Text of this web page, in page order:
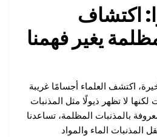
اكتشاف
يغير فهمنا
اكتشف العلماء أجسامًا غريبة
لا تظهر ذيولًا مثل المذنبات
بالمذنبات المظلمة، تساعدنا
الماء والمواد